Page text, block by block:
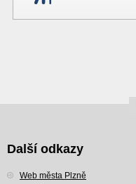
Další odkazy
Web města Plzně